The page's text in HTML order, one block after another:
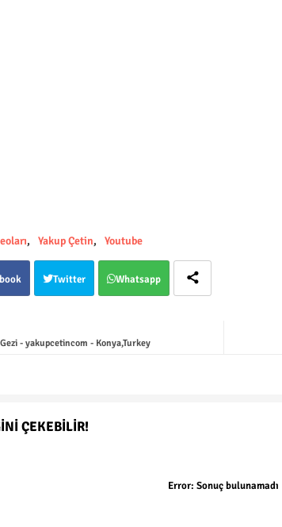
Yakup Çetin Youtube
Twitter Whatsapp
- yakupcetincom - Konya,Turkey
ÇEKEBILIR!
Error: Sonuç bulunamadı